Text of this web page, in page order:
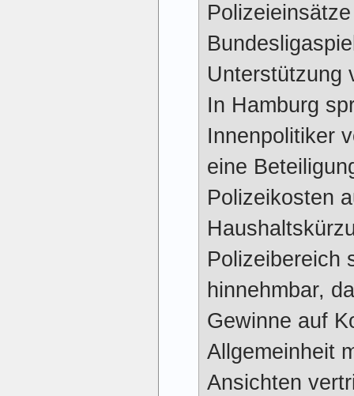
Unterstützung
In Hamburg
Innenpolitiker
eine
Polizeikosten
Polizeibereich
hinnehmbar,
Gewinne auf
Allgemeinheit
Ansichten